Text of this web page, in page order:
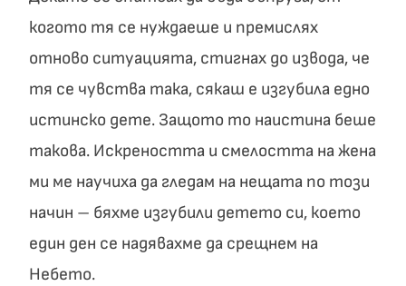
когото тя се нуждаеше и премислях
отново ситуацията, стигнах до извода, че
тя се чувства така, сякаш е изгубила едно
истинско дете. Защото то наистина беше
такова. Искреността и смелостта на жена
ми ме научиха да гледам на нещата по този
начин – бяхме изгубили детето си, което
един ден се надявахме да срещнем на
Небето.